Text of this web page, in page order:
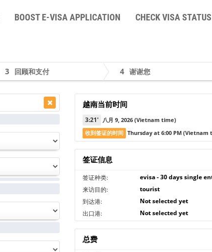
BOOST E-VISA APPLICATION CHECK VISA STATUS
3 回顾和支付 4 谢谢您
越南当前时间
3:21' 八月 9, 2026 (Vietnam time)
收到签证的时间 Thursday at 6:00 PM (Vietnam
签证信息
签证种类:
evisa - 30 days single
来访目的:
tourist
到达港:
Not selected yet
出口港:
Not selected yet
总费